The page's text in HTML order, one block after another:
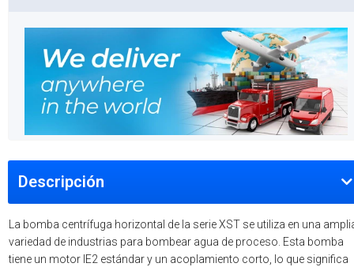
Descripción
La bomba centrífuga horizontal de la serie XST se utiliza en una
variedad de industrias para bombear agua de proceso. Esta bomba
tiene un motor IE2 estándar y un acoplamiento corto, lo que significa